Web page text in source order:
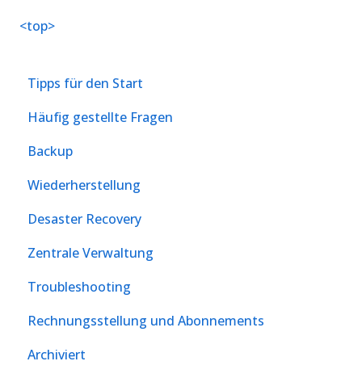
<top>
Tipps für den Start
Häufig gestellte Fragen
Backup
Wiederherstellung
Desaster Recovery
Zentrale Verwaltung
Troubleshooting
Rechnungsstellung und Abonnements
Archiviert